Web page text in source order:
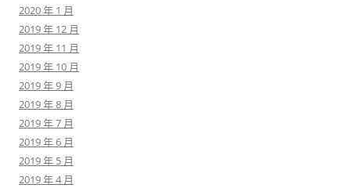
2020 年 1 月
2019 年 12 月
2019 年 11 月
2019 年 10 月
2019 年 9 月
2019 年 8 月
2019 年 7 月
2019 年 6 月
2019 年 5 月
2019 年 4 月